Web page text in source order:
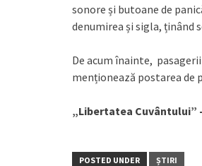
sonore și butoane de
denumirea și sigla, ținând
De acum înainte,
menționează postarea de
„Libertatea Cuvântului”
POSTED UNDER ȘTIRI